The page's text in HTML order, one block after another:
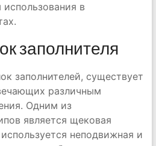
в
заполнителя
заполнителей, существует
различным
Одним из
является щековая
неподвижная и